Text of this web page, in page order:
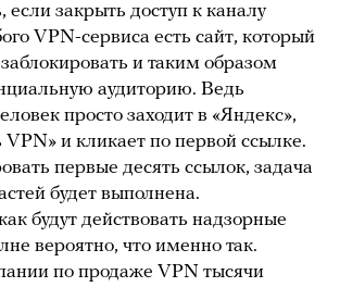
если закрыть доступ к каналу
VPN-сервиса есть сайт, который
и таким образом
аудиторию. Ведь
просто заходит в «Яндекс»,
и кликает по первой ссылке.
первые десять ссылок, задача
будет выполнена.
будут действовать надзорные
вероятно, что именно так.
по продаже VPN тысячи